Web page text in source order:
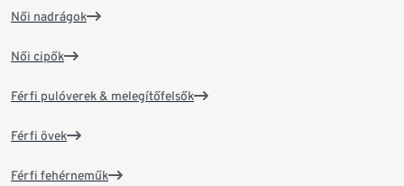
Női nadrágok
Női cipők
Férfi pulóverek & melegítőfelsők
Férfi övek
Férfi fehérneműk